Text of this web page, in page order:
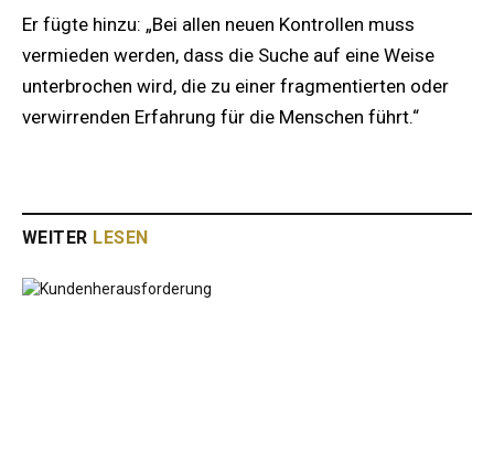
Er fügte hinzu: „Bei allen neuen Kontrollen muss
vermieden werden, dass die Suche auf eine Weise
unterbrochen wird, die zu einer fragmentierten oder
verwirrenden Erfahrung für die Menschen führt.“
WEITER LESEN